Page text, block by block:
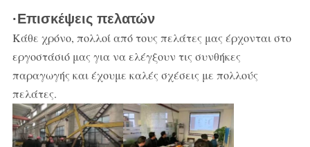
·Επισκέψεις πελατών
Κάθε χρόνο, πολλοί από τους πελάτες μας έρχονται στο
εργοστάσιό μας για να ελέγξουν τις συνθήκες
παραγωγής και έχουμε καλές σχέσεις με πολλούς
πελάτες.